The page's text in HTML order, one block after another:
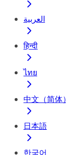
العربية
हिन्दी
ไทย
中文（简体）
日本語
한국어